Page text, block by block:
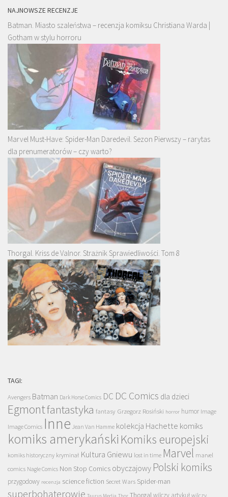
NAJNOWSZE RECENZJE
Batman. Miasto szaleństwa – recenzja komiksu Christiana Warda |
Gotham w stylu horroru
Marvel Must-Have: Spider-Man Daredevil. Sezon Pierwszy – rarytas
dla prenumeratorów – czy warto?
Thorgal. Kriss de Valnor. Strażnik Sprawiedliwości. Tom 8
TAGI:
Avengers Batman Dark Horse Comics DC DC Comics dla dzieci
Egmontfantastyka fantasy Grzegorz Rosiński horror humor Image
Image Comics Inne Jean Van Hamme kolekcja Hachette komiks
komiks amerykański Komiks europejski
komiks historyczny kryminał Kultura Gniewu lost in time Marvel marvel
comics Nagle Comics Non Stop Comics obyczajowy Polski komiks
przygodowy recenzja science fiction Secret Wars Spider-man
superbohaterowie Thorgal